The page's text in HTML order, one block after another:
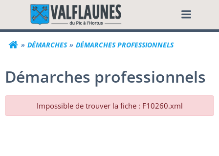
contenuCommune de
DÉMARCHES DÉMARCHES PROFESSIONNELS
Démarches professionnels
Impossible de trouver la fiche : F10260.xml